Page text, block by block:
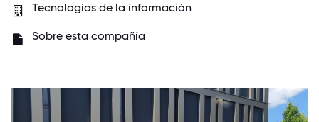
Tecnologías de la información
Sobre esta compañía